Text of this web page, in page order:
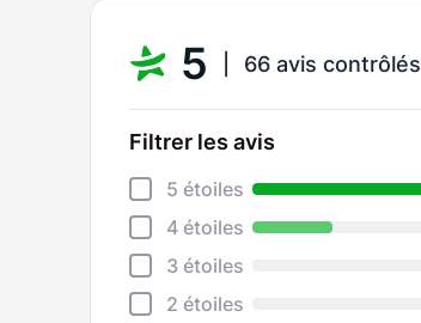
5 66 avis contrôlés
Filtrer les avis
5 étoiles
4 étoiles
3 étoiles
2 étoiles